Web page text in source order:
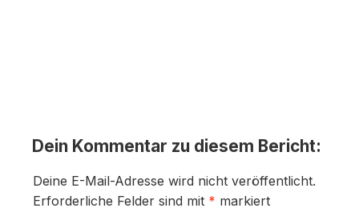
Dein Kommentar zu diesem Bericht:
Deine E-Mail-Adresse wird nicht veröffentlicht.
Erforderliche Felder sind mit * markiert